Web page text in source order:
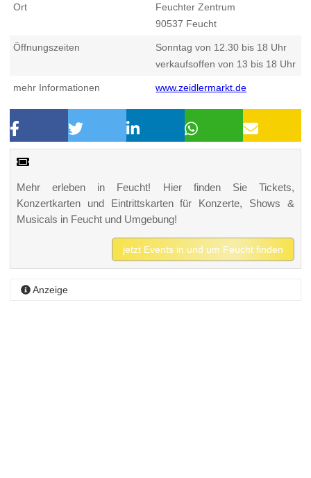
Ort
Feuchter Zentrum
90537 Feucht
Öffnungszeiten
Sonntag von 12.30 bis 18 Uhr
verkaufsoffen von 13 bis 18 Uhr
mehr Informationen www.zeidlermarkt.de
Mehr erleben in Feucht! Hier finden Sie Tickets,
Konzertkarten und Eintrittskarten für Konzerte, Shows &
Musicals in Feucht und Umgebung!
jetzt Events in und um Feucht finden
Anzeige